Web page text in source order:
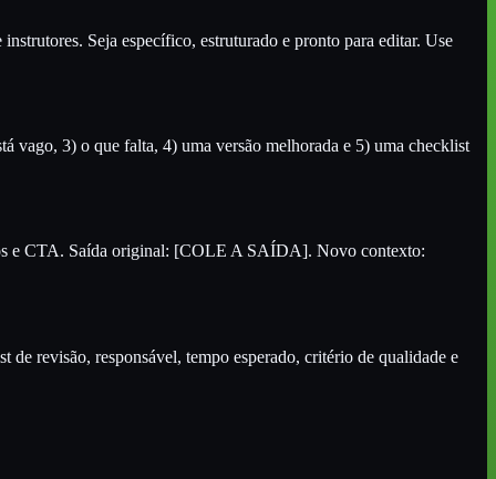
Seja específico, estruturado e pronto para editar. Use
vago, 3) o que falta, 4) uma versão melhorada e 5) uma checklist
e CTA. Saída original: [COLE A SAÍDA]. Novo contexto:
revisão, responsável, tempo esperado, critério de qualidade e